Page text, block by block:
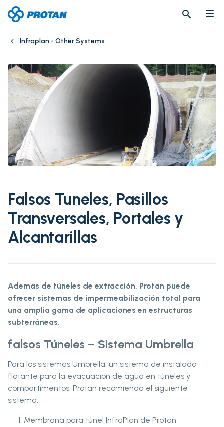
search
search
Infraplan - Other Systems
Falsos Tuneles, Pasillos
Transversales, Portales y
Alcantarillas
Además de túneles de extracción, Protan puede
ofrecer sistemas de impermeabilización total para
una amplia gama de aplicaciones en estructuras
subterráneas.
falsos Túneles – Sistema Umbrella
Para los sistemas Umbrella, un sistema de instalado
flotante para la evacuación de agua en túneles y
compartimentos, Protan recomienda el siguiente
sistema:
Membrana para túnel InfraPlan de Protan